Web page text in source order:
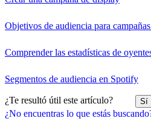
¿No encuentras lo que estás
Objetivos de audiencia para
Comprender las estadísticas de
Segmentos de audiencia en Spotify
¿Te resultó útil este artículo? Sí